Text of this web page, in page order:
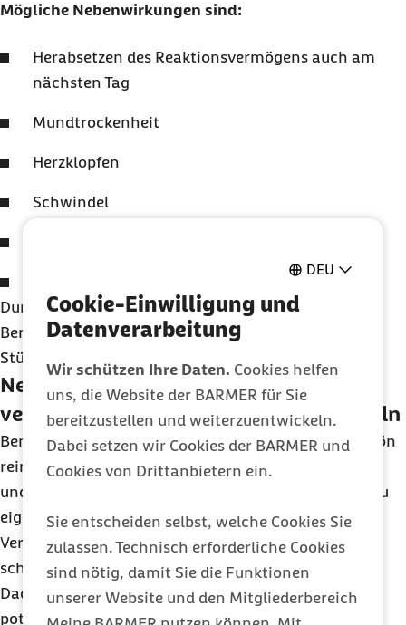
DEU
Cookie-Einwilligung und
Datenverarbeitung
Wir schützen Ihre Daten. Cookies helfen
uns, die Website der BARMER für Sie
bereitzustellen und weiterzuentwickeln.
Dabei setzen wir Cookies der BARMER und
Cookies von Drittanbietern ein.
Sie entscheiden selbst, welche Cookies Sie
zulassen. Technisch erforderliche Cookies
sind nötig, damit Sie die Funktionen
unserer Website und den Mitgliederbereich
Mögliche Nebenwirkungen sind:
Herabsetzen des Reaktionsvermögens auch am
nächsten Tag
Mundtrockenheit
Herzklopfen
Schwindel
Durch die oft bis zum nächsten Tag anhaltende
Benommenheit kann auch das Risiko für Unfälle und
Stürze erhöht sein.
Nebenwirkungen von
verschreibungspflichtigen Schlafmitteln
Benzodiazepine und Z-Substanzen können ganz schön
reinhauen. Sie setzen das Reaktionsvermögen herab
und machen benommen und schläfrig, auch wenn du
eigentlich gar nicht schlafen willst. Weil sie auch
Verspannungen lösen, können sich deine Muskeln
schwach anfühlen.
Dadurch erhöhen sie genauso wie Antihistaminika
potenziell das Risiko für Unfälle.